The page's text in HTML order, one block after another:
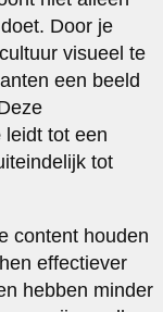
Door je
visueel te
een beeld
leidt tot een
tot
content houden
effectiever
hebben minder